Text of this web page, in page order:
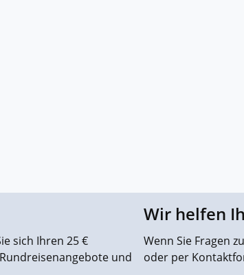
sich Ihren 25 €
und
Wir helfen
Wenn Sie Fragen
oder per